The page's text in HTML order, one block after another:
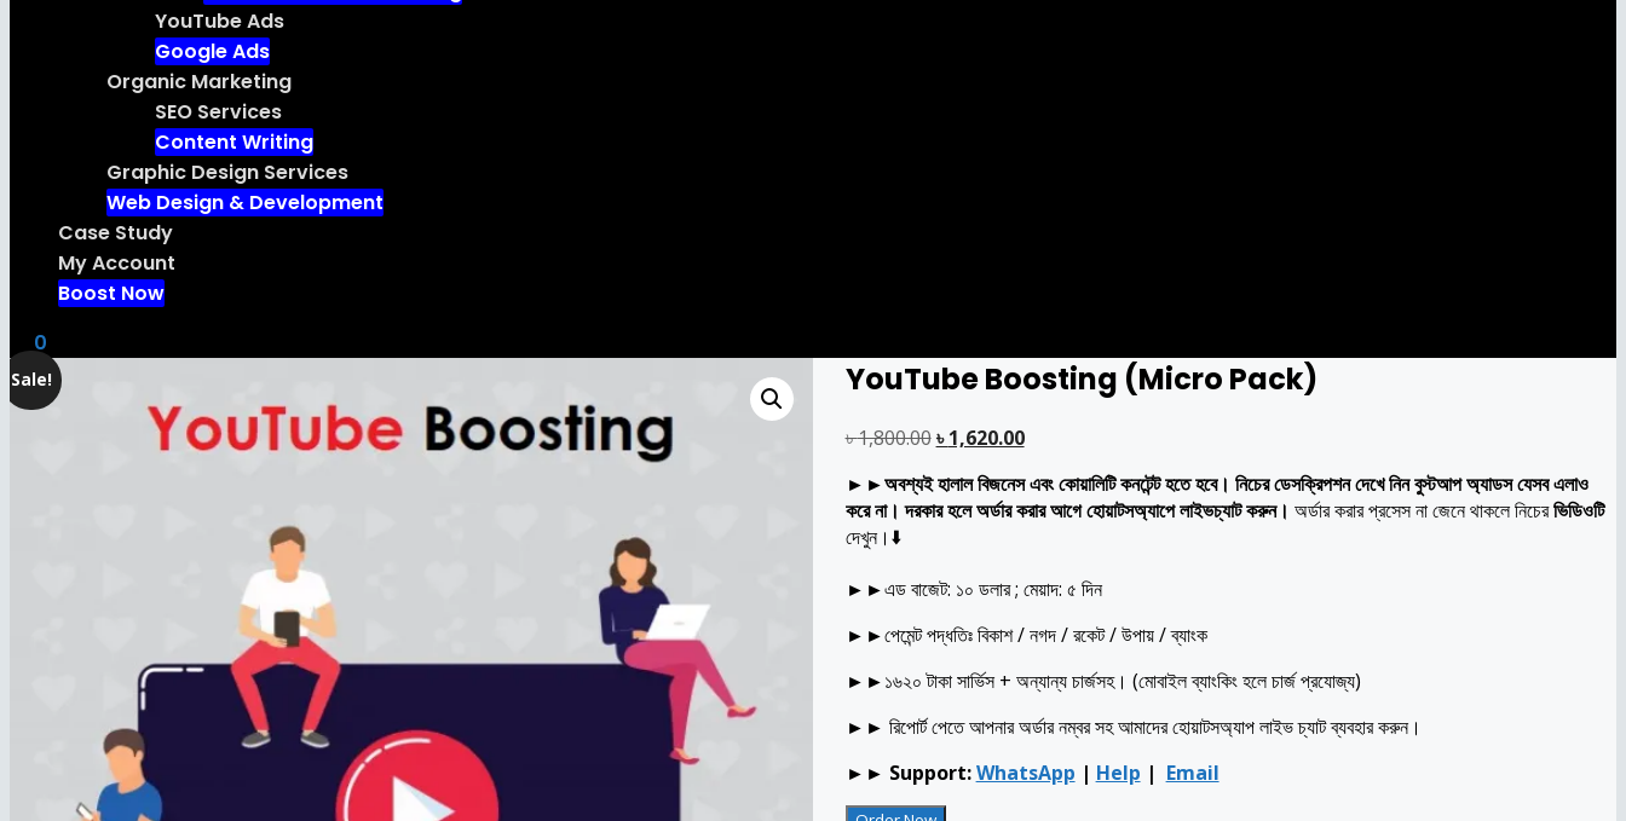
YouTube Ads
Google Ads
Organic Marketing
SEO Services
Content Writing
Graphic Design Services
Web Design & Development
Case Study
My Account
Boost Now
0
Sale! YouTube Boosting (Micro Pack)
৳1,800.00 Original
was:
৳ 1,800.00.
৳1,620.00Current
is:
৳ 1,620.00.
►►অবশ্যই হালাল বিজনেস এবং কোয়ালিটি কনটেন্ট হতে হবে। নিচের ডেসক্রিপশন দেখে নিন বুস্টআপ অ্যাডস যেসব এলাও
করে না। দরকার হলে অর্ডার করার আগে হোয়াটসঅ্যাপে লাইভচ্যাট করুন। অর্ডার করার প্রসেস না জেনে থাকলে নিচেরভিডিওটি
দেখুন।⬇️
►►এড বাজেট: ১০ ডলার ; মেয়াদ: ৫ দিন
►►পেমেন্ট পদ্ধতিঃ বিকাশ / নগদ / রকেট / উপায় / ব্যাংক
►►১৬২০ টাকা সার্ভিস + অন্যান্য চার্জসহ। (মোবাইল ব্যাংকিং হলে চার্জ প্রযোজ্য)
►► রিপোর্ট পেতে আপনার অর্ডার নম্বর সহ আমাদের হোয়াটসঅ্যাপ লাইভ চ্যাট ব্যবহার করুন।
►► Support:WhatsApp | Help | Email